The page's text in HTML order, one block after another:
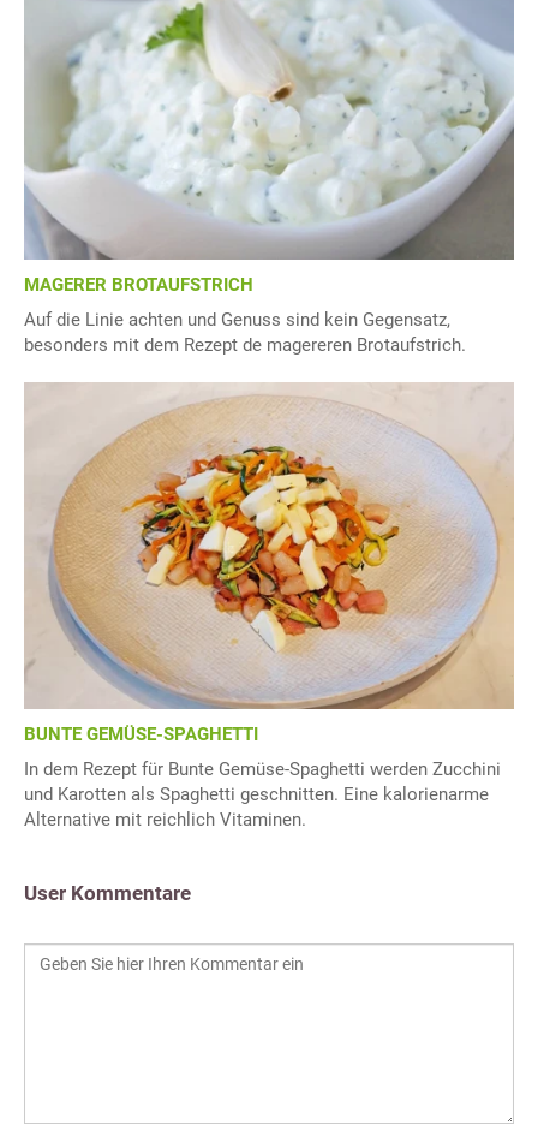
MAGERER BROTAUFSTRICH
Auf die Linie achten und Genuss sind kein Gegensatz,
besonders mit dem Rezept de magereren Brotaufstrich.
BUNTE GEMÜSE-SPAGHETTI
In dem Rezept für Bunte Gemüse-Spaghetti werden Zucchini
und Karotten als Spaghetti geschnitten. Eine kalorienarme
Alternative mit reichlich Vitaminen.
User Kommentare